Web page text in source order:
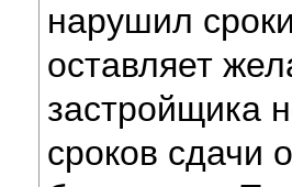
нарушил
оставляет
застройщика
сроков сдачи